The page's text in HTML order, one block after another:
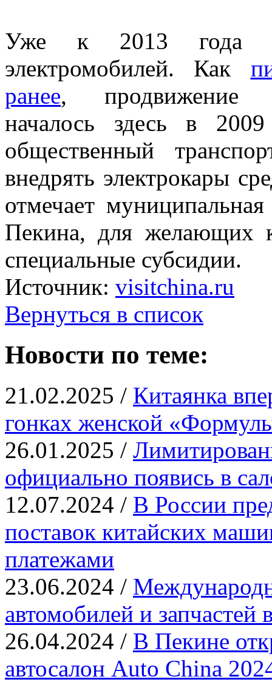
Уже к 2013 года в
электромобилей. Как
ранее, продвижение
началось здесь в
общественный
внедрять электрокары
отмечает
Пекина, для желающих
специальные субсидии.
Источник: visitchina.ru
Вернуться в список
Новости по теме:
21.02.2025 / Китаянка
гонках женской
26.01.2025 /
официально появись в
12.07.2024 / В России
поставок китайских
платежами
23.06.2024 /
автомобилей и запчастей
26.04.2024 / В Пекине
автосалон Auto China